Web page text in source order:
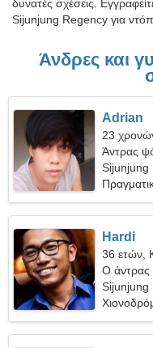
δυνατές σχέσεις.
Sijunjung Regency για
Άνδρες και
Adrian
23
Άντρας
Sijunjung
Hardi
36 ετών,
Ο άντρας
Sijunjung